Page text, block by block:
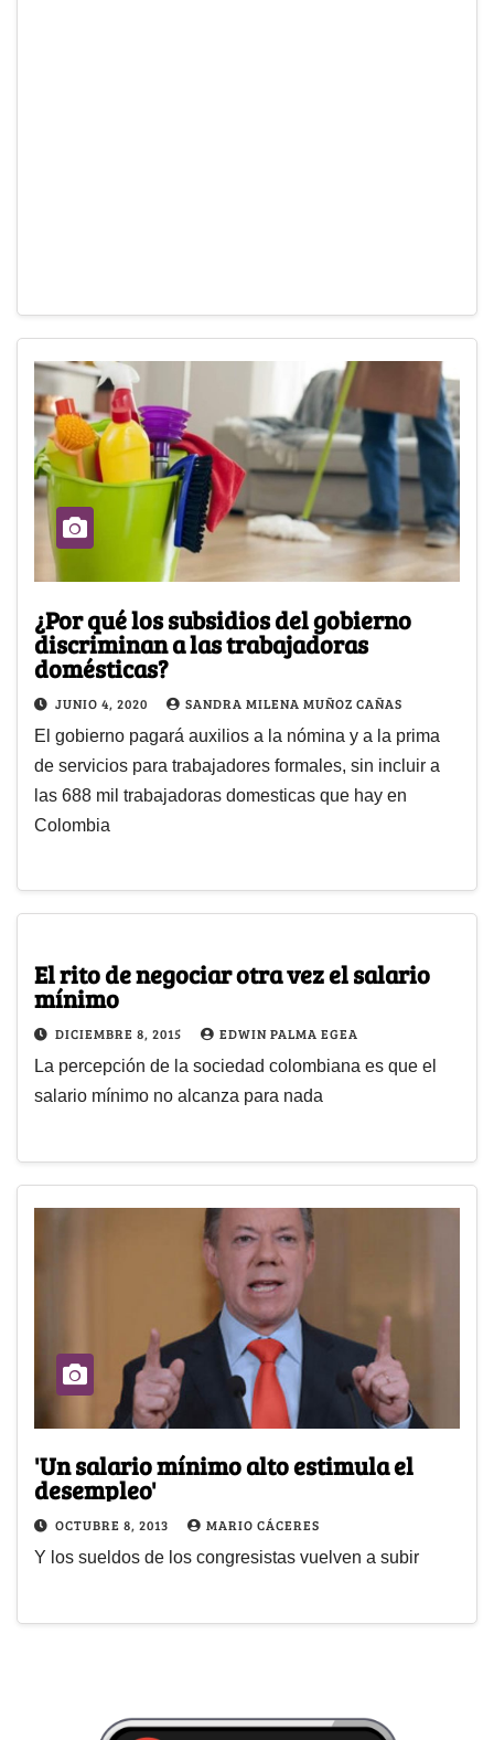
¿Por qué los subsidios del gobierno
discriminan a las trabajadoras
domésticas?
JUNIO 4, 2020 SANDRA MILENA MUÑOZ CAÑAS
El gobierno pagará auxilios a la nómina y a la prima
de servicios para trabajadores formales, sin incluir a
las 688 mil trabajadoras domesticas que hay en
Colombia
El rito de negociar otra vez el salario
mínimo
DICIEMBRE 8, 2015 EDWIN PALMA EGEA
La percepción de la sociedad colombiana es que el
salario mínimo no alcanza para nada
'Un salario mínimo alto estimula el
desempleo'
OCTUBRE 8, 2013 MARIO CÁCERES
Y los sueldos de los congresistas vuelven a subir